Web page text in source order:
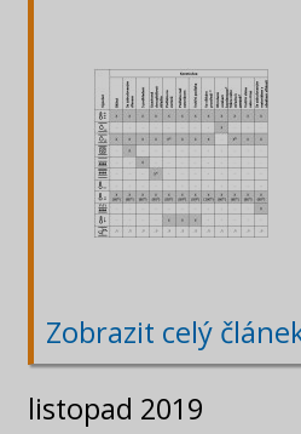
Zobrazit celý
listopad 2019